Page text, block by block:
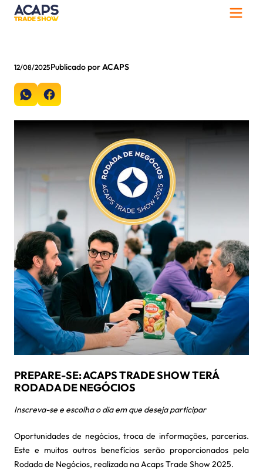
12/08/2025Publicado porACAPS
PREPARE-SE: ACAPS TRADE SHOW TERÁ
RODADA DE NEGÓCIOS
Inscreva-se e escolha o dia em que deseja participar
Oportunidades de negócios, troca de informações, parcerias.
Este e muitos outros benefícios serão proporcionados pela
Rodada de Negócios, realizada na Acaps Trade Show 2025.